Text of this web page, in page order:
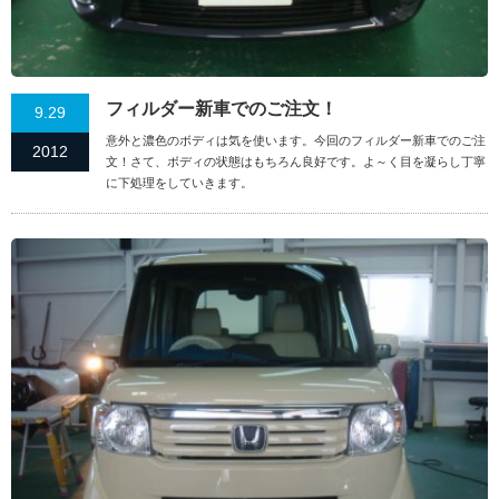
9.29
2012
フィルダー新車でのご注文！
意外と濃色のボディは気を使います。今回のフィルダー新車でのご注
文！さて、ボディの状態はもちろん良好です。よ～く目を凝らし丁寧
に下処理をしていきます。